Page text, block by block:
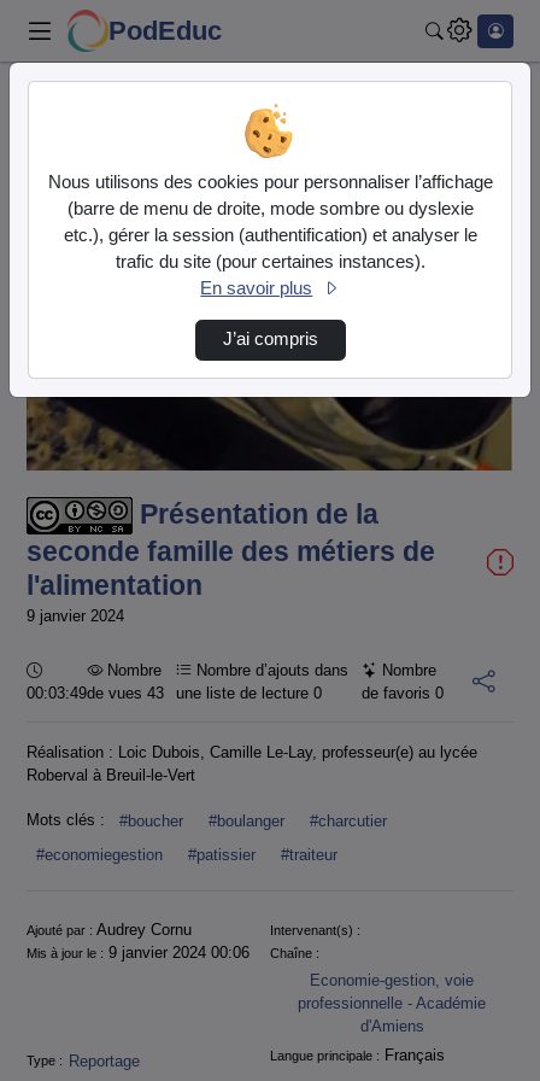
PodEduc
Présentation de la seconde famille des métie…
Lire
la
vidéo
Présentation de la
seconde famille des métiers de
l'alimentation
9 janvier 2024
Durée :
00:03:49
Nombre
de vues 43
Nombre d’ajouts dans
une liste de lecture0
Nombre
de favoris 0
Réalisation : Loic Dubois, Camille Le-Lay, professeur(e) au lycée
Roberval à Breuil-le-Vert
Mots clés : #boucher #boulanger
#charcutier
#economiegestion
#patissier #traiteur
Informations
Ajouté par : Audrey Cornu
Intervenant(s) :
Mis à jour le : 9 janvier 2024 00:06 Chaîne :
Economie-gestion, voie
professionnelle - Académie
d'Amiens
Type : Reportage Langue principale : Français
Nous utilisons des cookies pour personnaliser l’affichage
(barre de menu de droite, mode sombre ou dyslexie
etc.), gérer la session (authentification) et analyser le
trafic du site (pour certaines instances).
En savoir plus
J’ai compris